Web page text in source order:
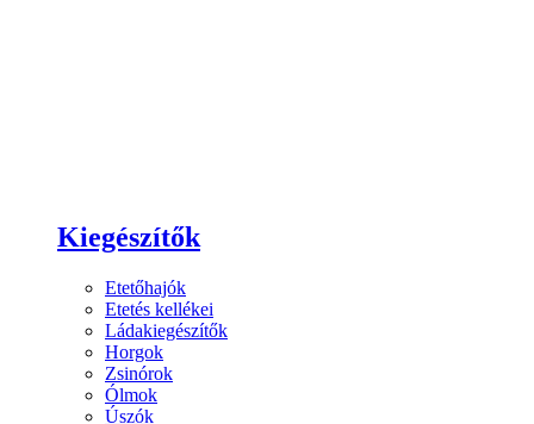
Kiegészítők
Etetőhajók
Etetés kellékei
Ládakiegészítők
Horgok
Zsinórok
Ólmok
Úszók